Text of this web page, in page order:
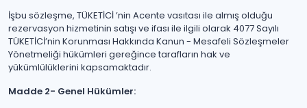
İşbu sözleşme, TÜKETİCİ ’nin Acente vasıtası ile almış olduğu
rezervasyon hizmetinin satışı ve ifası ile ilgili olarak 4077 Sayılı
TÜKETİCİ’nin Korunması Hakkında Kanun - Mesafeli Sözleşmeler
Yönetmeliği hükümleri gereğince tarafların hak ve
yükümlülüklerini kapsamaktadır.
Madde 2- Genel Hükümler: